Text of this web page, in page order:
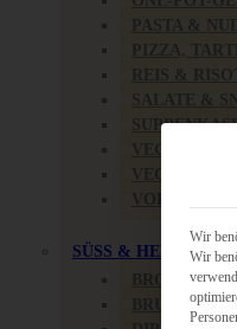
SALATE &
SÜSS & HERZHAFT
BRUNCH &
Wir
Wir